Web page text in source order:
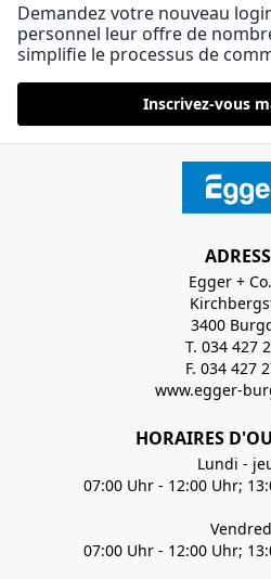
Demandez votre nouveau
personnel leur offre de
simplifie le processus de
Inscrivez-vous
Egger +
3400
T. 034 427
F. 034 427
www.egger-
HORAIRES
Lundi -
07:00 Uhr - 12:00 Uhr;
07:00 Uhr - 12:00 Uhr;